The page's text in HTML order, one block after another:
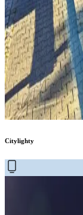
Citylighty